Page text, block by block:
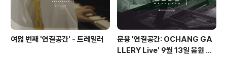
여덟 번째 '연결공간' - 트레일러
문용 '연결공간: OCHANG GA
LLERY Live' 9월 13일 음원 발